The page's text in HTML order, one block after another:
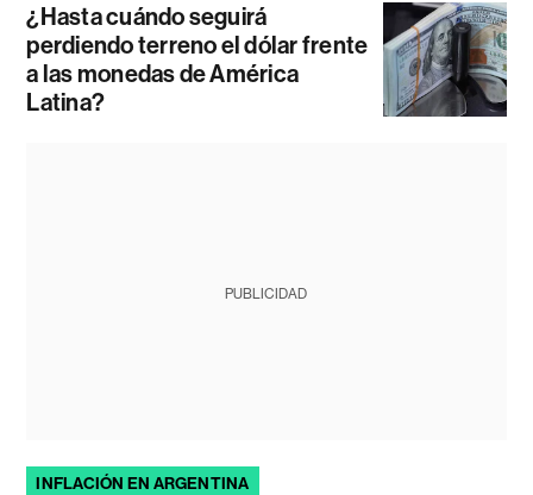
¿Hasta cuándo seguirá
perdiendo terreno el dólar frente
a las monedas de América
Latina?
PUBLICIDAD
INFLACIÓN EN ARGENTINA